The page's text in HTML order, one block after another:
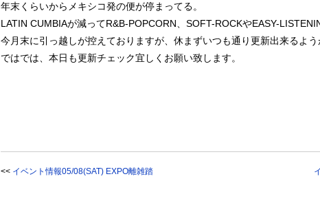
年末くらいからメキシコ発の便が停まってる。
LATIN CUMBIAが減ってR&B-POPCORN、SOFT-ROCKやEASY-
今月末に引っ越しが控えておりますが、休まずいつも通り更新出来るよう
ではでは、本日も更新チェック宜しくお願い致します。
<< イベント情報05/08(SAT) EXPO離雑踏